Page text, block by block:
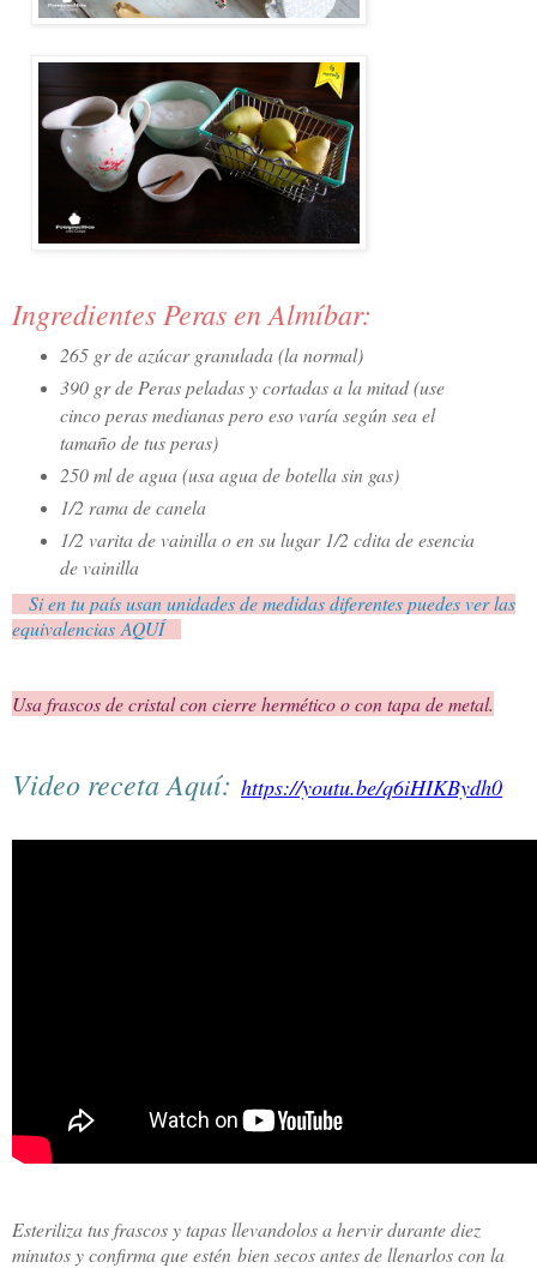
Ingredientes Peras en Almíbar:
265 gr de azúcar granulada (la normal)
390 gr de Peras peladas y cortadas a la mitad (use
cinco peras medianas pero eso varía según sea el
tamaño de tus peras)
250 ml de agua (usa agua de botella sin gas)
1/2 rama de canela
1/2 varita de vainilla o en su lugar 1/2 cdita de esencia
de vainilla
Si en tu país usan unidades de medidas diferentes puedes ver las
equivalencias AQUÍ
Usa frascos de cristal con cierre hermético o con tapa de metal.
Video receta Aquí: https://youtu.be/q6iHIKBydh0
Esteriliza tus frascos y tapas llevandolos a hervir durante diez
minutos y confirma que estén bien secos antes de llenarlos con la